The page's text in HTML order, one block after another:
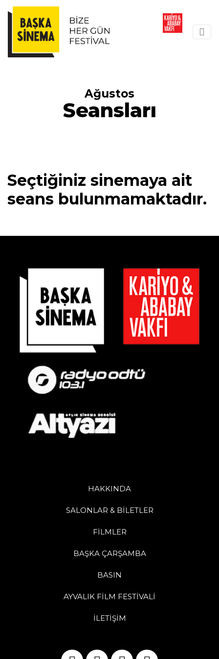
Ağustos
Seansları
Seçtiğiniz sinemaya ait
seans bulunmamaktadır.
HAKKINDA
SALONLAR & BİLETLER
FİLMLER
BAŞKA ÇARŞAMBA
BASIN
AYVALIK FİLM FESTİVALİ
İLETİŞİM